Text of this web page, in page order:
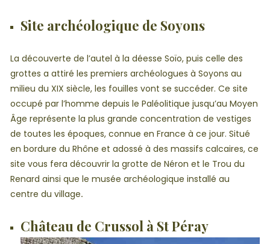
Site archéologique de Soyons
La découverte de l’autel à la déesse Soïo, puis celle des
grottes a attiré les premiers archéologues à Soyons au
milieu du XIX siècle, les fouilles vont se succéder. Ce site
occupé par l’homme depuis le Paléolitique jusqu’au Moyen
Âge représente la plus grande concentration de vestiges
de toutes les époques, connue en France à ce jour. Situé
en bordure du Rhône et adossé à des massifs calcaires, ce
site vous fera découvrir la grotte de Néron et le Trou du
Renard ainsi que le musée archéologique installé au
centre du village.
Château de Crussol à St Péray